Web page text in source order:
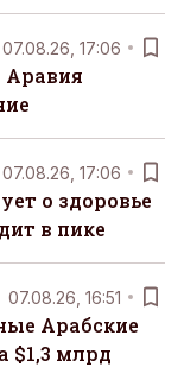
07.08.26, 17:06
Аравия
07.08.26, 17:06
о здоровье
в пике
07.08.26, 16:51
Арабские
$1,3 млрд